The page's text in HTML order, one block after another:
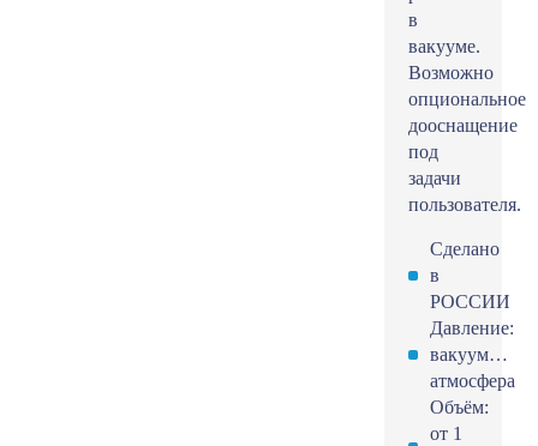
в
вакууме.
Возможно
опциональное
дооснащение
под
задачи
пользователя.
Сделано
в
РОССИИ
Давление:
вакуум…
атмосфера
Объём:
от 1